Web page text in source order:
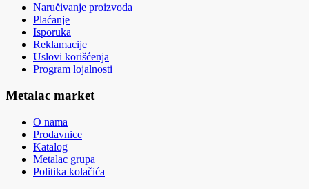
Naručivanje proizvoda
Plaćanje
Isporuka
Reklamacije
Uslovi korišćenja
Program lojalnosti
Metalac market
O nama
Prodavnice
Katalog
Metalac grupa
Politika kolačića